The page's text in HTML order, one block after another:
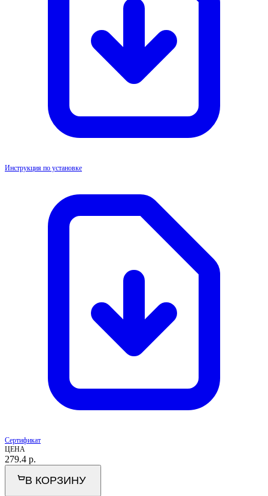
Инструкция по установке
Сертификат
ЦЕНА
279.4 р.
В КОРЗИНУ